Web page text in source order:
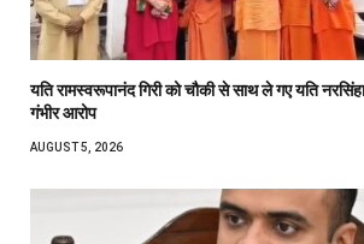
यति रामस्वरूपानंद गिरी को चौकी से साथ ले गए यति
गंभीर आरोप
AUGUST 5, 2026